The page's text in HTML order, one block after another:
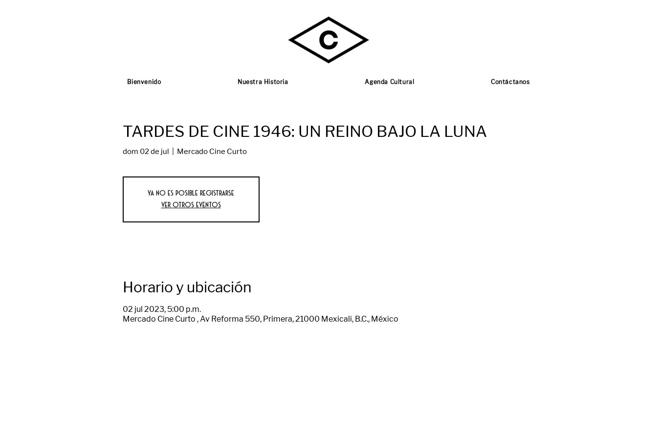
Bienvenido Nuestra Historia Agenda Cultural Contáctanos
TARDES DE CINE 1946: UN REINO BAJO LA LUNA
dom 02 de jul Mercado Cine Curto
Ya no es posible registrarse
Ver otros eventos
Horario y ubicación
02 jul 2023, 5:00 p.m.
Mercado Cine Curto , Av Reforma 550, Primera, 21000 Mexicali, B.C., México